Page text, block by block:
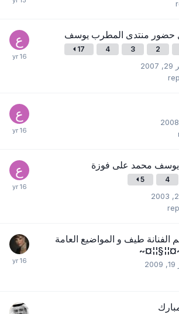
حضور منتدى المطرب يوسف
2
3
4
17
يوسف محمد على فوزة
4
5
الفنانة طيف و المواضيع العامة